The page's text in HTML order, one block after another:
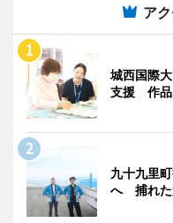
ア
城西国際
支援 作品
九十九里
へ 捕れた